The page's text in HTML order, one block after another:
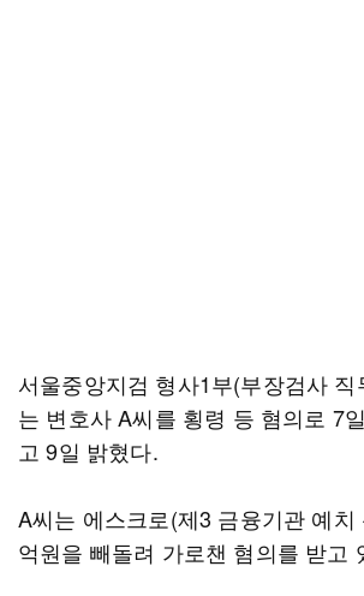
서울중앙지검 형사1부(부장검사
는 변호사 A씨를 횡령 등 혐의로 7
고 9일 밝혔다.
A씨는 에스크로(제3 금융기관 예치
억원을 빼돌려 가로챈 혐의를 받고